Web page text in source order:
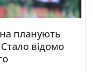
планують
відомо